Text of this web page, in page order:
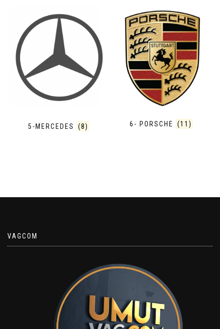
5-MERCEDES (8) 6- PORSCHE (11)
VAGCOM